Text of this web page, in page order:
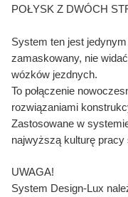
POŁYSK Z DWÓCH
System ten jest
zamaskowany, nie
wózków jezdnych.
To połączenie
rozwiązaniami
Zastosowane w
najwyższą kulturę pracy
UWAGA!
System Design-Lux